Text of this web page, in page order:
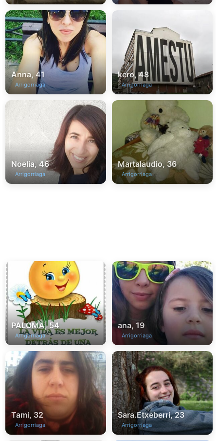
Anna, 41
Arrigorriaga
kero, 48
Arrigorriaga
Noelia, 46
Arrigorriaga
Martalaudio, 36
Arrigorriaga
PALOMA, 54
Arrigorriaga
ana, 19
Arrigorriaga
Tami, 32
Arrigorriaga
Sara.Etxeberri, 23
Arrigorriaga